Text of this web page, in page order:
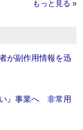
もっと見る »
が副作用情報を迅
い』事業へ 非常用